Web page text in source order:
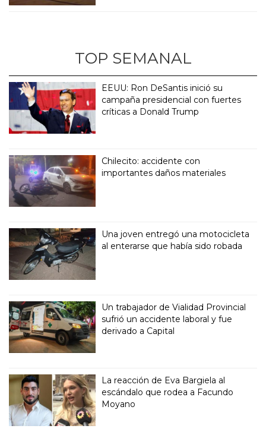
TOP SEMANAL
EEUU: Ron DeSantis inició su
campaña presidencial con fuertes
críticas a Donald Trump
Chilecito: accidente con
importantes daños materiales
Una joven entregó una motocicleta
al enterarse que había sido robada
Un trabajador de Vialidad Provincial
sufrió un accidente laboral y fue
derivado a Capital
La reacción de Eva Bargiela al
escándalo que rodea a Facundo
Moyano